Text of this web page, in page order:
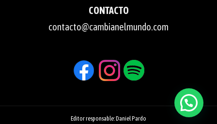
CONTACTO
contacto@cambianelmundo.com
Editor responsable: Daniel Pardo